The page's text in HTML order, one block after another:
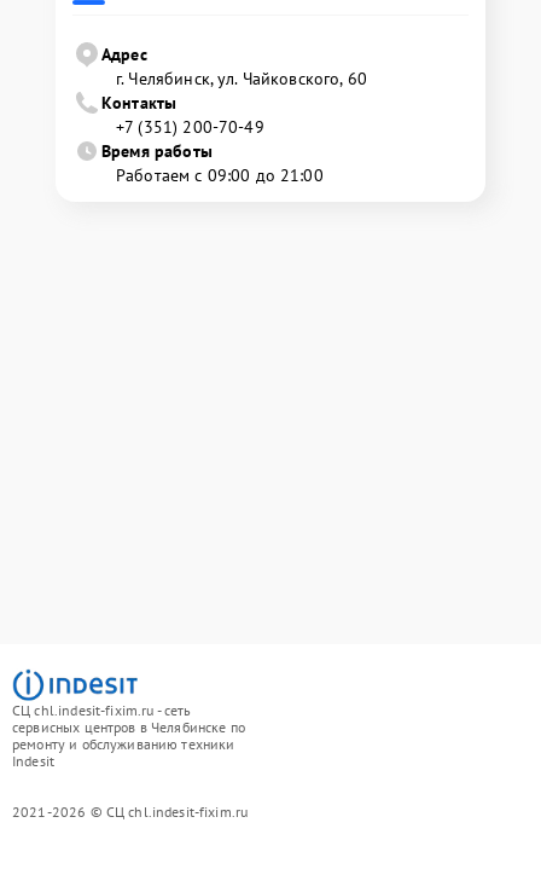
Адрес
г. Челябинск, ул. Чайковского, 60
Контакты
+7 (351) 200-70-49
Время работы
Работаем с 09:00 до 21:00
СЦ chl.indesit-fixim.ru - сеть
сервисных центров в Челябинске по
ремонту и обслуживанию техники
Indesit
2021-2026 © СЦ chl.indesit-fixim.ru